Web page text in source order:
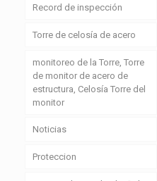
Record de inspección
Torre de celosía de acero
monitoreo de la Torre, Torre
de monitor de acero de
estructura, Celosía Torre del
monitor
Noticias
Proteccion